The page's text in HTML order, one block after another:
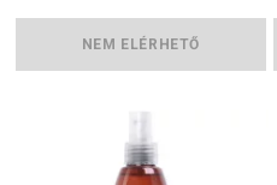
NEM ELÉRHETŐ